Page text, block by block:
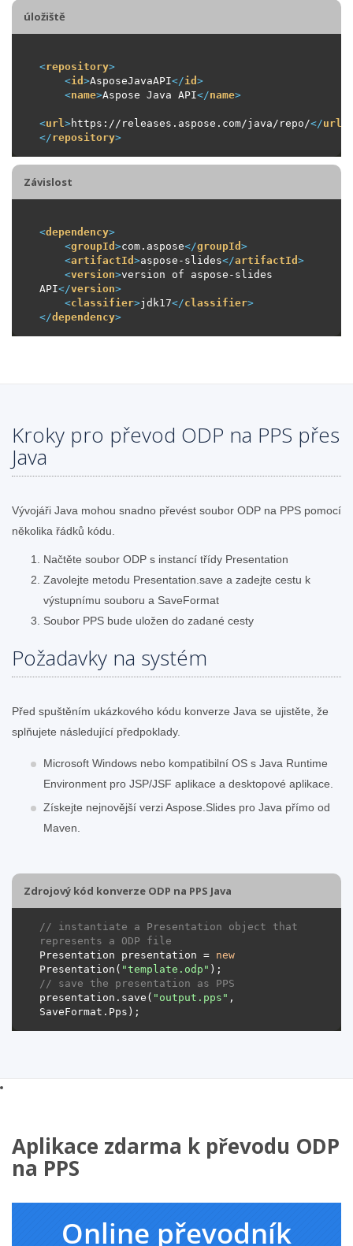
úložiště
<repository>
<id >AsposeJavaAPI</id >
<name>Aspose Java API</name>
<url >https://releases.aspose.com/java/repo/</url
</repository>
Závislost
<dependency>
<groupId >com.aspose</groupId >
<artifactId >aspose-slides</artifactId >
<version>version of aspose-slides
API</version>
<classifier>jdk17</classifier>
</dependency>
Kroky pro převod ODP na PPS přes
Java
Vývojáři Java mohou snadno převést soubor ODP na PPS pomocí
několika řádků kódu.
Načtěte soubor ODP s instancí třídy Presentation
Zavolejte metodu Presentation.save a zadejte cestu k
výstupnímu souboru a SaveFormat
Soubor PPS bude uložen do zadané cesty
Požadavky na systém
Před spuštěním ukázkového kódu konverze Java se ujistěte, že
splňujete následující předpoklady.
Microsoft Windows nebo kompatibilní OS s Java Runtime
Environment pro JSP/JSF aplikace a desktopové aplikace.
Získejte nejnovější verzi Aspose.Slides pro Java přímo od
Maven.
Zdrojový kód konverze ODP na PPS Java
// instantiate a Presentation object that
represents a ODP file
Presentation presentation = new
Presentation( "template.odp"
// save the presentation as PPS
presentation.save( "output.pps" ,
Aplikace zdarma k převodu ODP
na PPS